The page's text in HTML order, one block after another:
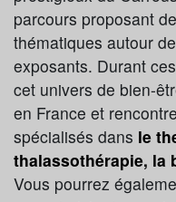
parcours proposant
thématiques autour
exposants. Durant
cet univers de bien-
en France et
spécialisés dans le
thalassothérapie, la
Vous pourrez